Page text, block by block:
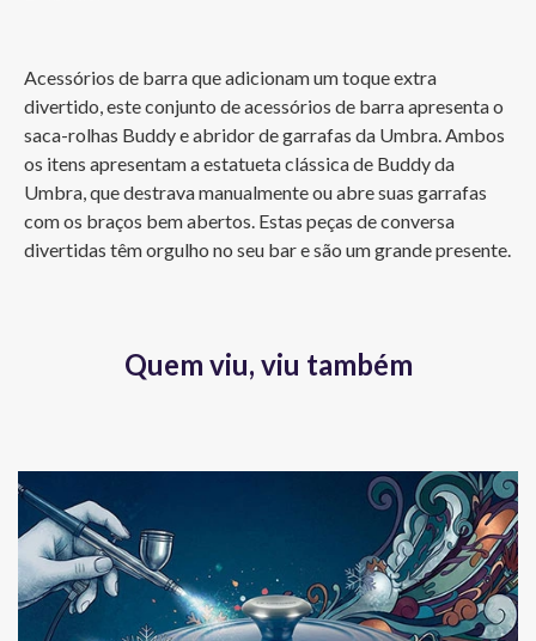
Acessórios de barra que adicionam um toque extra
divertido, este conjunto de acessórios de barra apresenta o
saca-rolhas Buddy e abridor de garrafas da Umbra. Ambos
os itens apresentam a estatueta clássica de Buddy da
Umbra, que destrava manualmente ou abre suas garrafas
com os braços bem abertos. Estas peças de conversa
divertidas têm orgulho no seu bar e são um grande presente.
Quem viu, viu também